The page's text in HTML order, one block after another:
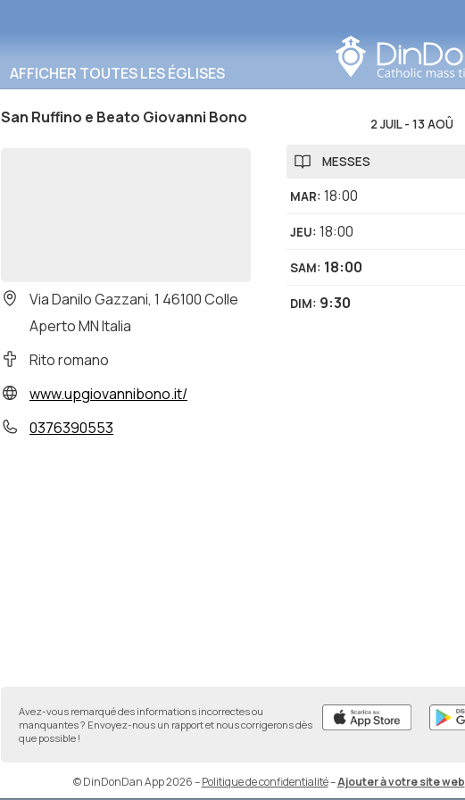
AFFICHER TOUTES LES ÉGLISES
San Ruffino e Beato Giovanni Bono
Via Danilo Gazzani, 1 46100 Colle
Aperto MN Italia
Rito romano
www.upgiovannibono.it/
0376390553
2 JUIL- 13 AOÛ
MESSES
MAR: 18:00
JEU: 18:00
SAM: 18:00
DIM: 9:30
Avez-vous remarqué des informations incorrectes ou
manquantes ? Envoyez-nous un rapport et nous corrigerons dès
que possible !
© DinDonDan App 2026– Politique de confidentialité–Ajouter à votre site web